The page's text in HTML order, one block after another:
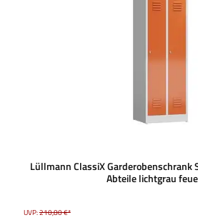
Lüllmann ClassiX Garderobenschrank
Abteile lichtgrau
UVP:210,80 €*